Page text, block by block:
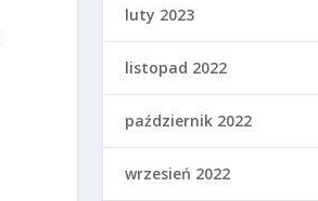
luty 2023
listopad 2022
październik 2022
wrzesień 2022